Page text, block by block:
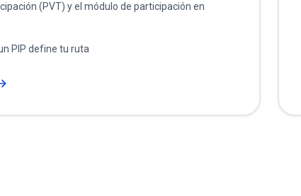
(PVT) y el módulo de participación en
PIP define tu ruta